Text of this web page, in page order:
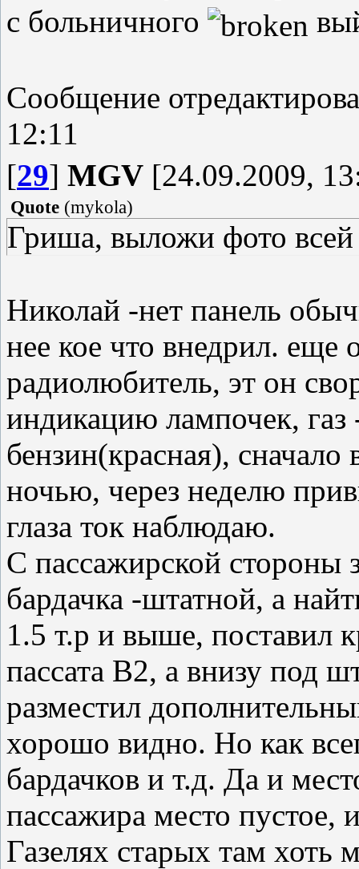
с больничного
Сообщение
12:11
[29] MGV [24.09.2009,
Quote (mykola)
Гриша, выложи фото всей
Николай -нет панель
нее кое что внедрил. еще
радиолюбитель, эт он
индикацию лампочек, газ
бензин(красная), сначало
ночью, через неделю
глаза ток наблюдаю.
С пассажирской
бардачка -штатной, а
1.5 т.р и выше, поставил
пассата В2, а внизу под
разместил
хорошо видно. Но как
бардачков и т.д. Да и
пассажира место пустое,
Газелях старых там хоть